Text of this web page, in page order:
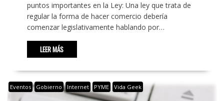
puntos importantes en la Ley: Una ley que trata de
regular la forma de hacer comercio debería
comenzar legislativamente hablando por…
LEER MÁS
Eventos Gobierno Internet PYME Vida Geek